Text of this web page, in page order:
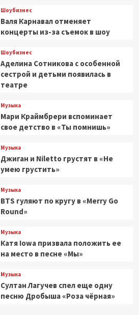
Шоубизнес
Валя Карнавал отменяет
концерты из-за съемок в шоу
Шоубизнес
Аделина Сотникова с особенной
сестрой и детьми появилась в
театре
Музыка
Мари Краймбрери вспоминает
свое детство в «Ты помнишь»
Музыка
Джиган и Niletto грустят в «Не
умею грустить»
Музыка
BTS гуляют по кругу в «Merry Go
Round»
Музыка
Катя Iowa призвала положить ее
на место в песне «Мы»
Музыка
Султан Лагучев спел еще одну
песню Дробыша «Роза чёрная»